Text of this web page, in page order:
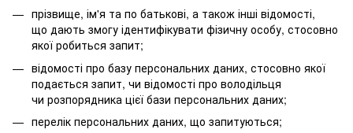
прізвище, ім'я та по батькові, а також інші відомості,
що дають змогу ідентифікувати фізичну особу, стосовно
якої робиться запит;
відомості про базу персональних даних, стосовно якої
подається запит, чи відомості про володільця
чи розпорядника цієї бази персональних даних;
перелік персональних даних, що запитуються;